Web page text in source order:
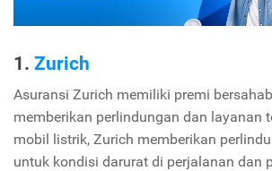
1. Zurich
Asuransi Zurich memiliki premi
memberikan perlindungan dan layanan
mobil listrik, Zurich memberikan
untuk kondisi darurat di perjalanan dan